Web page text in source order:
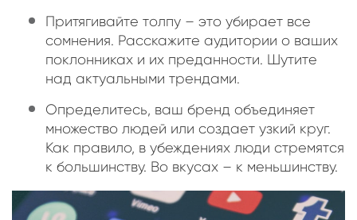
Притягивайте толпу – это убирает все
сомнения. Расскажите аудитории о ваших
поклонниках и их преданности. Шутите
над актуальными трендами.
Определитесь, ваш бренд объединяет
множество людей или создает узкий круг.
Как правило, в убеждениях люди стремятся
к большинству. Во вкусах – к меньшинству.